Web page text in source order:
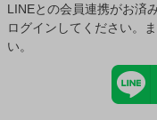
LINEとの会員連携がお済
ログインしてください。ま
い。